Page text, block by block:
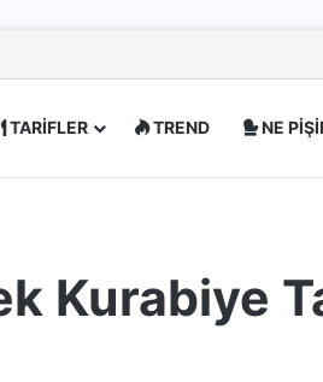
TARİFLER TREND NE
Kurabiye